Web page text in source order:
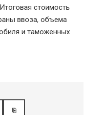
стоимость
ввоза, объема
и таможенных
⎘